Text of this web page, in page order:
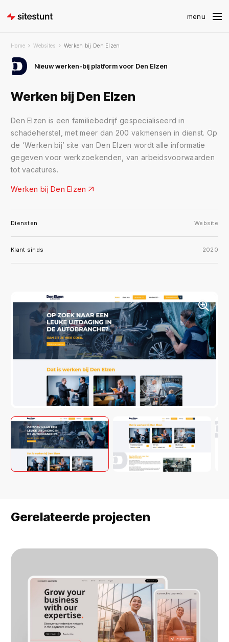
Home Websites Werken bij Den Elzen
Nieuw werken-bij platform voor Den Elzen
Werken bij Den Elzen
Den Elzen is een familiebedrijf gespecialiseerd in
schadeherstel, met meer dan 200 vakmensen in dienst. Op
de ‘Werken bij’ site van Den Elzen wordt alle informatie
gegeven voor werkzoekenden, van arbeidsvoorwaarden
tot vacatures.
Werken bij Den Elzen
Diensten Website
Klant sinds 2020
Gerelateerde projecten